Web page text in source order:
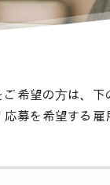
ご希望の⽅は、
応募を希望する